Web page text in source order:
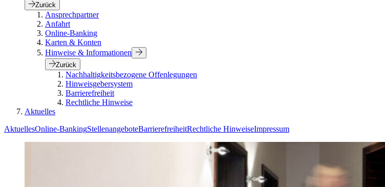
Zurück
Ansprechpartner
Anfahrt
Online-Banking
Karten & Konten
Hinweise & Informationen
Zurück
Nachhaltigkeitsbezogene Offenlegungen
Hinweisgebersystem
Barrierefreiheit
Rechtliche Hinweise
Aktuelles
AktuellesOnline-BankingStellenangeboteBarrierefreiheitRechtliche HinweiseImpressum